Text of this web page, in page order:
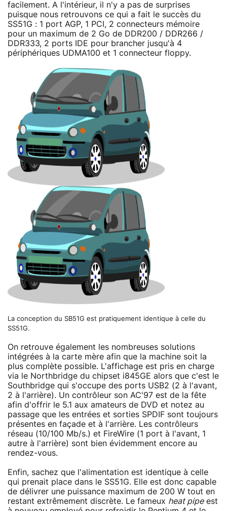
facilement. A l'intérieur, il n'y a pas de surprises
puisque nous retrouvons ce qui a fait le succès du
SS51G : 1 port AGP, 1 PCI, 2 connecteurs mémoire
pour un maximum de 2 Go de DDR200 / DDR266 /
DDR333, 2 ports IDE pour brancher jusqu'à 4
périphériques UDMA100 et 1 connecteur floppy.
La conception du SB51G est pratiquement identique à celle du
SS51G.
On retrouve également les nombreuses solutions
intégrées à la carte mère afin que la machine soit la
plus complète possible. L'affichage est pris en charge
via le Northbridge du chipset i845GE alors que c'est le
Southbridge qui s'occupe des ports USB2 (2 à l'avant,
2 à l'arrière). Un contrôleur son AC'97 est de la fête
afin d'offrir le 5.1 aux amateurs de DVD et notez au
passage que les entrées et sorties SPDIF sont toujours
présentes en façade et à l'arrière. Les contrôleurs
réseau (10/100 Mb/s.) et FireWire (1 port à l'avant, 1
autre à l'arrière) sont bien évidemment encore au
rendez-vous.
Enfin, sachez que l'alimentation est identique à celle
qui prenait place dans le SS51G. Elle est donc capable
de délivrer une puissance maximum de 200 W tout en
restant extrêmement discrète. Le fameux heat pipeest